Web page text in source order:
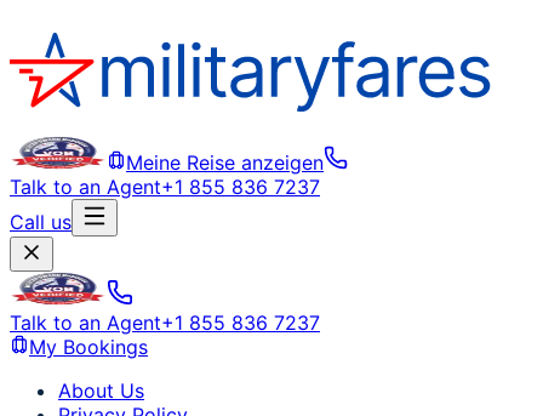
Meine Reise anzeigen
Talk to an Agent+1 855 836 7237
Call us
Talk to an Agent+1 855 836 7237
My Bookings
About Us